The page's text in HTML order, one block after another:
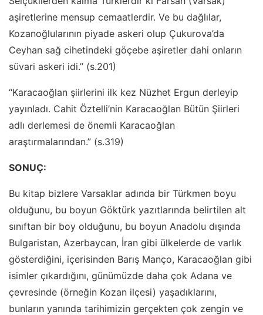
aşiretlerine mensup cemaatlerdir. Ve bu dağlılar,
Kozanoğlularının piyade askeri olup Çukurova’da
Ceyhan sağ cihetindeki göçebe aşiretler dahi onların
süvari askeri idi.” (s.201)
“Karacaoğlan şiirlerini ilk kez Nüzhet Ergun derleyip
yayınladı. Cahit Öztelli’nin Karacaoğlan Bütün Şiirleri
adlı derlemesi de önemli Karacaoğlan
araştırmalarından.” (s.319)
SONUÇ:
Bu kitap bizlere Varsaklar adında bir Türkmen boyu
olduğunu, bu boyun Göktürk yazıtlarında belirtilen alt
sınıftan bir boy olduğunu, bu boyun Anadolu dışında
Bulgaristan, Azerbaycan, İran gibi ülkelerde de varlık
gösterdiğini, içerisinden Barış Manço, Karacaoğlan gibi
isimler çıkardığını, günümüzde daha çok Adana ve
çevresinde (örneğin Kozan ilçesi) yaşadıklarını,
bunların yanında tarihimizin gerçekten çok zengin ve